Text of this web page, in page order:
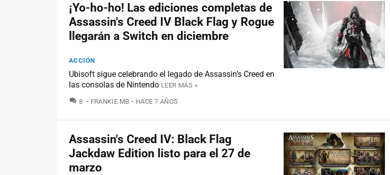
¡Yo-ho-ho! Las ediciones completas de
Assassin's Creed IV Black Flag y Rogue
llegarán a Switch en diciembre
ACCIÓN
Ubisoft sigue celebrando el legado de Assassin’s Creed en
las consolas de Nintendo LEER MÁS »
8 COMENTARIOS
FRANKIE MB HACE 7 AÑOS
Assassin's Creed IV: Black Flag
Jackdaw Edition listo para el 27 de
marzo